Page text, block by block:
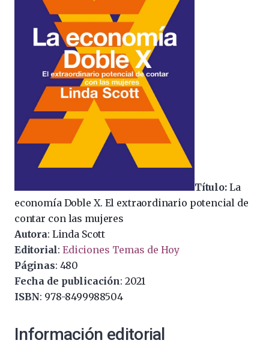
Título:La
economía Doble X. El extraordinario potencial de
contar con las mujeres
Autora: Linda Scott
Editorial:Ediciones Temas de Hoy
Páginas: 480
Fecha de publicación: 2021
ISBN: 978-8499988504
Información editorial